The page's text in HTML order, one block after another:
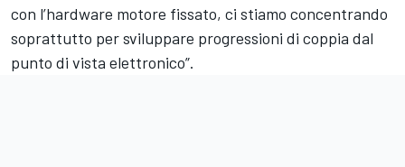
con l’hardware motore fissato, ci stiamo concentrando
soprattutto per sviluppare progressioni di coppia dal
punto di vista elettronico”.